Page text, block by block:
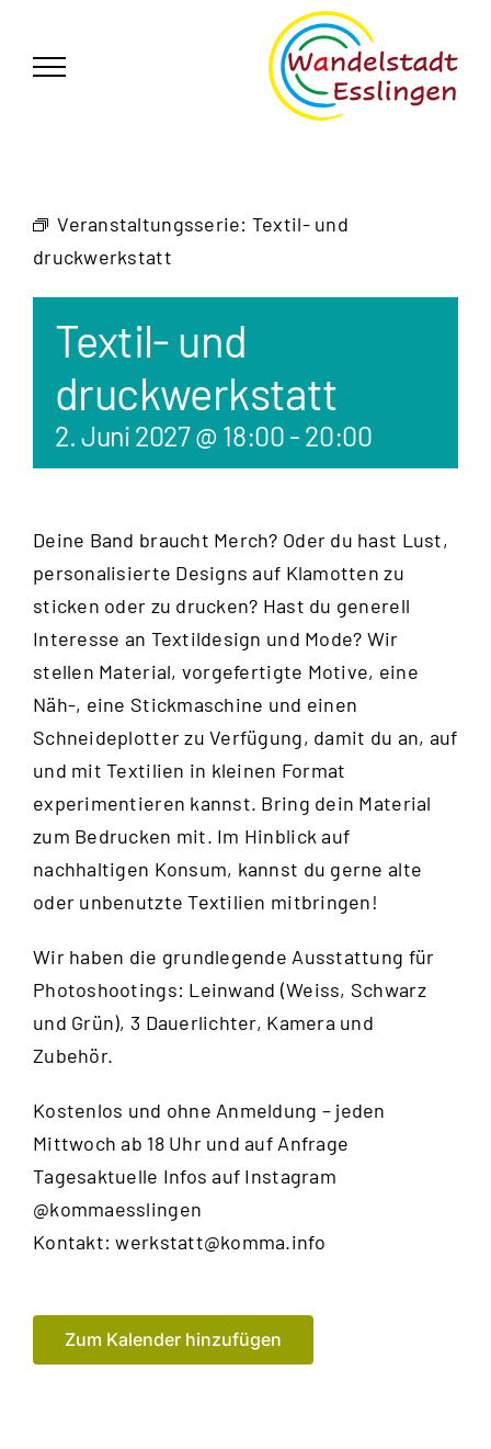
springen
Veranstaltungsserie: Textil- und
druckwerkstatt
Textil- und
druckwerkstatt
2. Juni 2027 @ 18:00 - 20:00
Deine Band braucht Merch? Oder du hast Lust,
personalisierte Designs auf Klamotten zu
sticken oder zu drucken? Hast du generell
Interesse an Textildesign und Mode? Wir
stellen Material, vorgefertigte Motive, eine
Näh-, eine Stickmaschine und einen
Schneideplotter zu Verfügung, damit du an, auf
und mit Textilien in kleinen Format
experimentieren kannst. Bring dein Material
zum Bedrucken mit. Im Hinblick auf
nachhaltigen Konsum, kannst du gerne alte
oder unbenutzte Textilien mitbringen!
Wir haben die grundlegende Ausstattung für
Photoshootings: Leinwand (Weiss, Schwarz
und Grün), 3 Dauerlichter, Kamera und
Zubehör.
Kostenlos und ohne Anmeldung – jeden
Mittwoch ab 18 Uhr und auf Anfrage
Tagesaktuelle Infos auf Instagram
@kommaesslingen
Kontakt:werkstatt@komma.info
Zum Kalender hinzufügen